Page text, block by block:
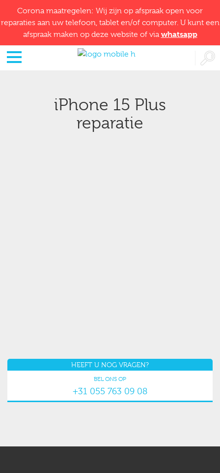
Corona maatregelen: Wij zijn op afspraak open voor
reparaties aan uw telefoon, tablet en/of computer. U kunt een
afspraak maken op deze website of viawhatsapp
iPhone 15 Plus
reparatie
HEEFT U NOG VRAGEN?
BEL ONS OP
+31 055 763 09 08